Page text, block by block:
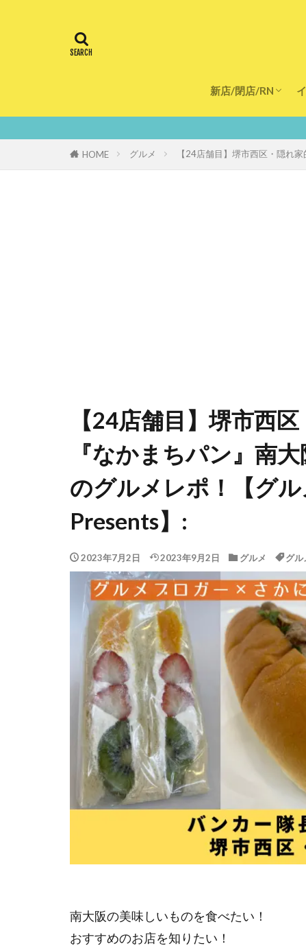
新店/閉店/RN
HOME グルメ 【24店舗目】堺市西区・隠れ
【24店舗目】堺市西
『なかまちパン』南
のグルメレポ！【グ
Presents】:
2023年7月2日 2023年9月2日 グルメ グル
南大阪の美味しいものを食べたい！
おすすめのお店を知りたい！